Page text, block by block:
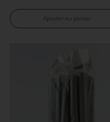
Ajouter au panier